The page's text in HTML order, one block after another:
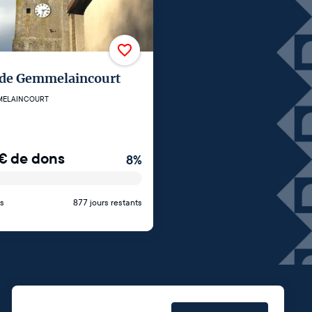
Gemmelaincourt
de dons 8%
877 jours restants